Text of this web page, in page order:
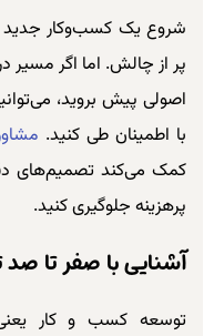
شروع یک کسب‌وکار جدید
پر از چالش. اما اگر مسیر
اصولی پیش بروید،
با اطمینان طی کنید.
کمک می‌کند تصمیم‌های
پرهزینه جلوگیری کنید.
آشنایی با صفر تا
توسعه کسب و کار یعنی